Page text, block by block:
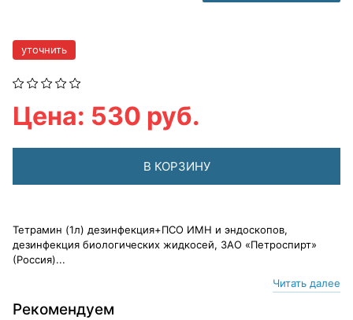
уточнить
Цена: 530 руб.
В КОРЗИНУ
Тетрамин (1л) дезинфекция+ПСО ИМН и эндоскопов,
дезинфекция биологических жидкосей, ЗАО «Петроспирт»
(Россия)...
Читать далее
Рекомендуем